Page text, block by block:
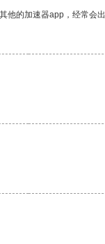
的加速器app，经常会